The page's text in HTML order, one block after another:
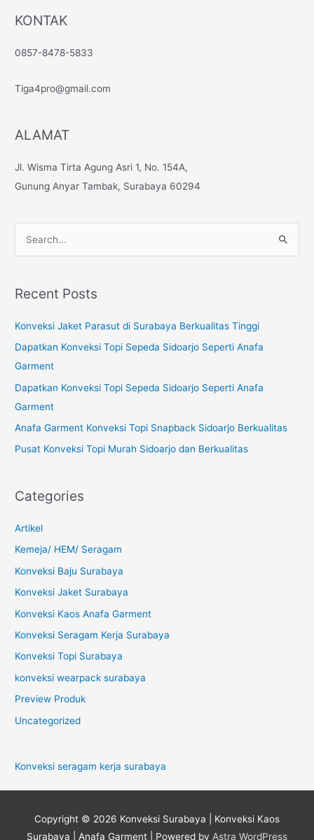
KONTAK
0857-8478-5833
Tiga4pro@gmail.com
ALAMAT
Jl. Wisma Tirta Agung Asri 1, No. 154A,
Gunung Anyar Tambak, Surabaya 60294
r
r
:
Recent Posts
Konveksi Jaket Parasut di Surabaya Berkualitas Tinggi
Dapatkan Konveksi Topi Sepeda Sidoarjo Seperti Anafa
Garment
Dapatkan Konveksi Topi Sepeda Sidoarjo Seperti Anafa
Garment
Anafa Garment Konveksi Topi Snapback Sidoarjo Berkualitas
Pusat Konveksi Topi Murah Sidoarjo dan Berkualitas
Categories
Artikel
Kemeja/ HEM/ Seragam
Konveksi Baju Surabaya
Konveksi Jaket Surabaya
Konveksi Kaos Anafa Garment
Konveksi Seragam Kerja Surabaya
Konveksi Topi Surabaya
konveksi wearpack surabaya
Preview Produk
Uncategorized
Konveksi seragam kerja surabaya
Copyright © 2026 Konveksi Surabaya | Konveksi Kaos
Surabaya | Anafa Garment | Powered by Astra WordPress